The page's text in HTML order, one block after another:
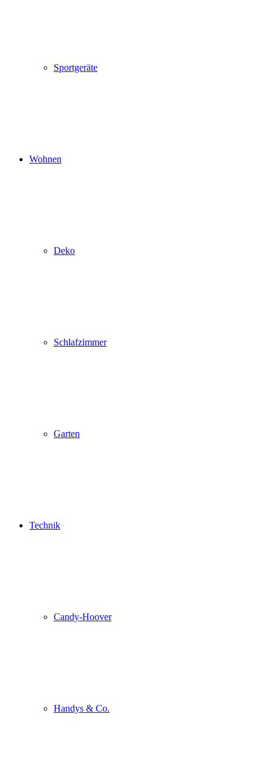
Sportgeräte
Wohnen
Deko
Schlafzimmer
Garten
Technik
Candy-Hoover
Handys & Co.